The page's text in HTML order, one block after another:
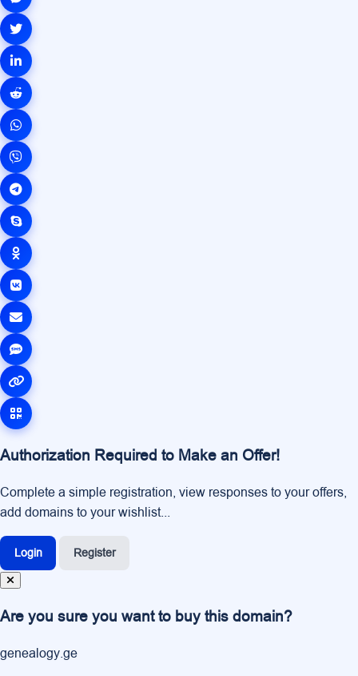
Authorization Required to Make an Offer!
Complete a simple registration, view responses to your offers,
add domains to your wishlist...
Login Register
Are you sure you want to buy this domain?
genealogy.ge